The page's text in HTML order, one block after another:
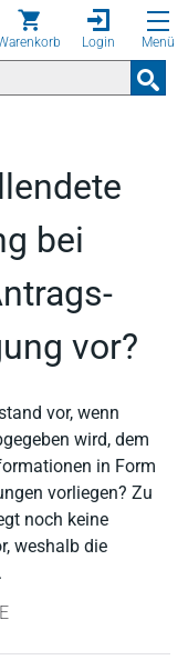
Login Menü
bei
vor?
vor, wenn
wird, dem
in Form
vorliegen? Zu
noch keine
weshalb die